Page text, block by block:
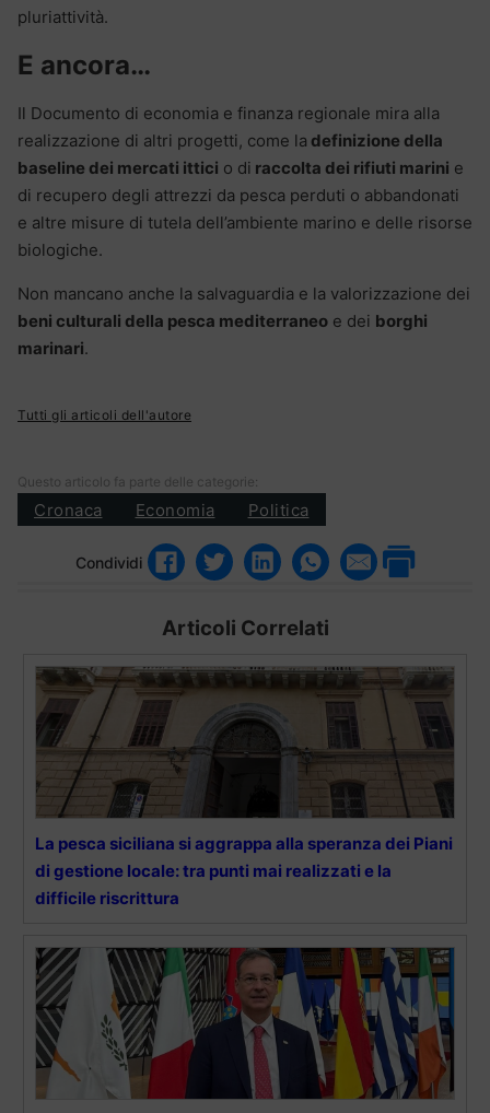
pluriattività.
E ancora…
Il Documento di economia e finanza regionale mira alla
realizzazione di altri progetti, come la definizione della
baseline dei mercati ittici o di raccolta dei rifiuti marini e
di recupero degli attrezzi da pesca perduti o abbandonati
e altre misure di tutela dell’ambiente marino e delle risorse
biologiche.
Non mancano anche la salvaguardia e la valorizzazione dei
beni culturali della pesca mediterraneo e dei borghi
marinari.
Tutti gli articoli dell'autore
Questo articolo fa parte delle categorie:
Cronaca Economia Politica
Condividi
Articoli Correlati
La pesca siciliana si aggrappa alla speranza dei Piani
di gestione locale: tra punti mai realizzati e la
difficile riscrittura